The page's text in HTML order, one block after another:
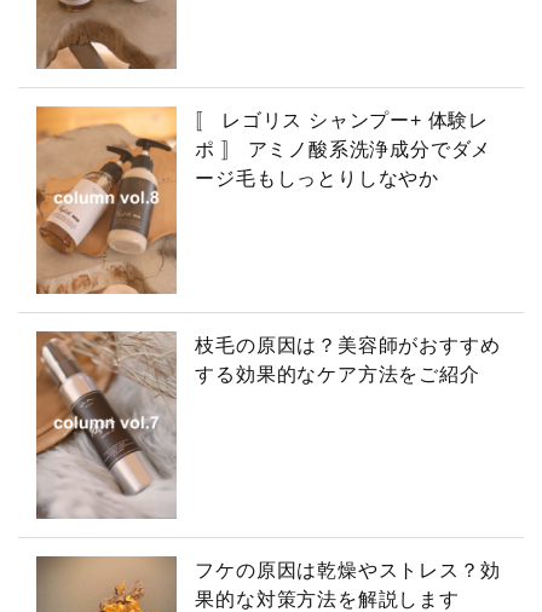
〚 レゴリス シャンプー+ 体験レ
ポ 〛 アミノ酸系洗浄成分でダメ
ージ毛もしっとりしなやか
枝毛の原因は？美容師がおすすめ
する効果的なケア方法をご紹介
フケの原因は乾燥やストレス？効
果的な対策方法を解説します